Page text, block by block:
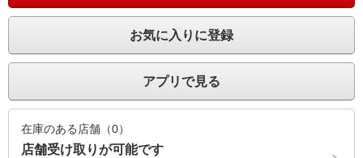
お気に入りに登録
アプリで見る
在庫のある店舗（0）
店舗受け取りが可能です